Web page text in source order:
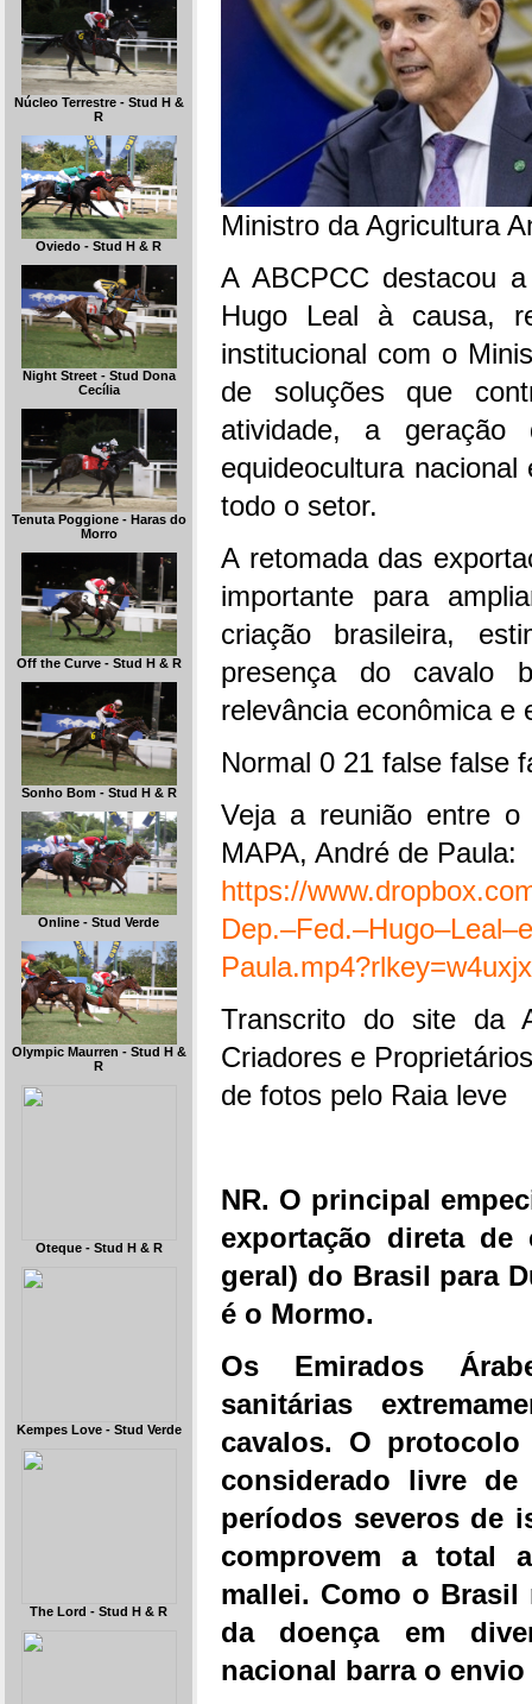
Núcleo Terrestre - Stud H &
R
Oviedo - Stud H & R
Night Street - Stud Dona
Cecília
Tenuta Poggione - Haras do
Morro
Off the Curve - Stud H & R
Sonho Bom - Stud H & R
Online - Stud Verde
Olympic Maurren - Stud H &
R
Oteque - Stud H & R
Kempes Love - Stud Verde
The Lord - Stud H & R
Ministro da Agricultura
A ABCPCC destacou
Hugo Leal à causa,
institucional com o
de soluções que
atividade, a geração
equideocultura
todo o setor.
A retomada das
importante para
criação brasileira,
presença do cavalo
relevância econômica e
Normal 0 21 false false
Veja a reunião entre
MAPA, André de Paula:
https://
Transcrito do site da
Criadores e
de fotos pelo Raia leve
NR. O principal
exportação direta
geral) do Brasil para
é o Mormo.
Os Emirados
sanitárias
cavalos. O
considerado livre
períodos severos de
comprovem a total
mallei. Como o
da doença em
nacional barra o